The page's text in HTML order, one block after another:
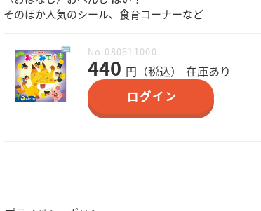
そのほか人気のシール、食育コーナーなど
No.080611000
440 円（税込）
在庫あり
ログイン